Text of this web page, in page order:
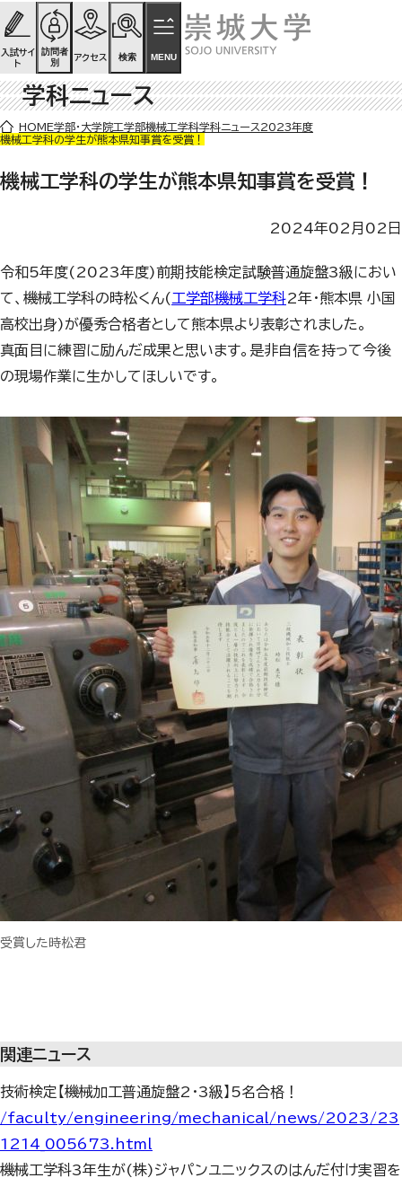
ページの先頭です
ページ内を移動するためのリンク
本文(c)へ
入試サイ
ト
訪問者
別
アクセス 検索 MENU
ここから本文です。
学科ニュース
HOME学部・大学院工学部機械工学科学科ニュース 2023年度
機械工学科の学生が熊本県知事賞を受賞！
機械工学科の学生が熊本県知事賞を受賞！
2024年02月02日
令和5年度(2023年度)前期技能検定試験普通旋盤3級におい
て、機械工学科の時松くん(工学部機械工学科2年・熊本県 小国
高校出身)が優秀合格者として熊本県より表彰されました。
真面目に練習に励んだ成果と思います。是非自信を持って今後
の現場作業に生かしてほしいです。
受賞した時松君
関連ニュース
技術検定【機械加工普通旋盤2・3級】5名合格！
/faculty/engineering/mechanical/news/2023/23
1214_005673.html
機械工学科3年生が(株)ジャパンユニックスのはんだ付け実習を